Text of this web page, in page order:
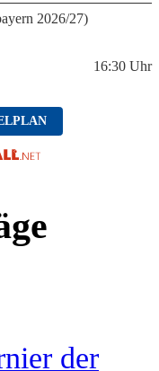
2026/27)
16:30 Uhr
der